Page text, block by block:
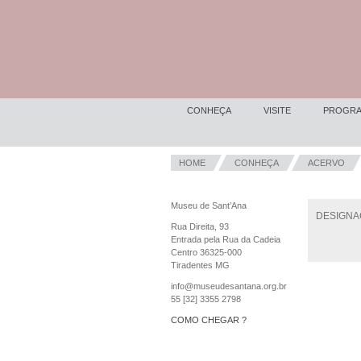
CONHEÇA VISITE
HOME CONHEÇA ACERVO
Museu de Sant’Ana
Rua Direita, 93
Entrada pela Rua da Cadeia
Centro 36325-000
Tiradentes MG
info@museudesantana.org.br
55 [32] 3355 2798
COMO CHEGAR ?